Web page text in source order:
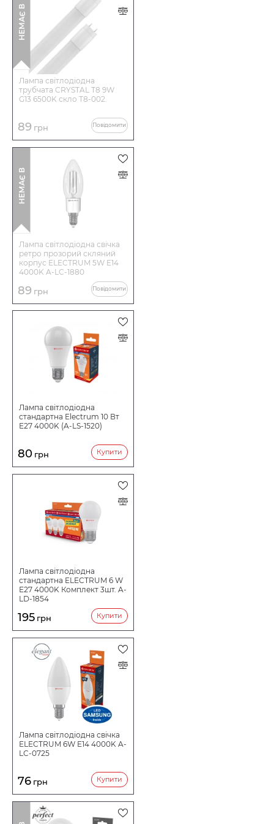
Лампа світлодіодна
трубчата CRYSTAL Т8 9W
G13 6500K скло T8-002.
89 грн Повідомити
Н
Е
М
А
Є
В
Н
А
Я
В
Н
О
С
Т
Лампа світлодіодна свічка
ретро прозорий скляний
корпус ELECTRUM 5W E14
4000K A-LC-1880
89 грн Повідомити
Н
Е
М
А
Є
В
Н
А
Я
В
Н
О
С
Т
Лампа світлодіодна
стандартна Electrum 10 Вт
E27 4000K (A-LS-1520)
80 грн Купити
Лампа світлодіодна
стандартна ELECTRUM 6 W
E27 4000K Комплект 3шт. A-
LD-1854
195 грн Купити
Лампа світлодіодна свічка
ELECTRUM 6W E14 4000K A-
LC-0725
76 грн Купити